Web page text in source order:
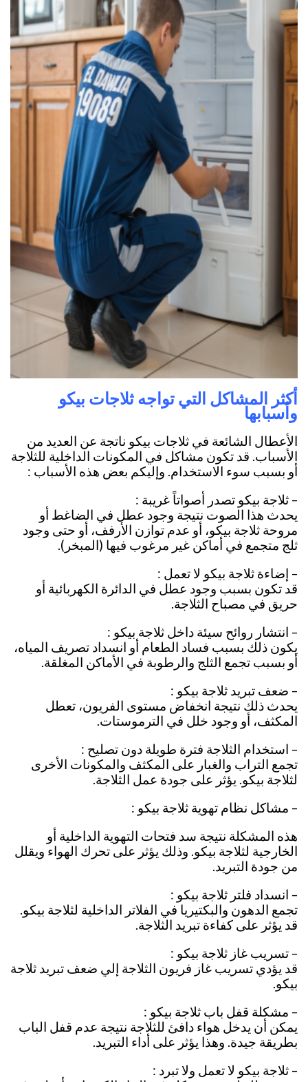
أكثر المشاكل التي تواجه ثلاجات بيكو
وأسبابها
الأعطال الشائعة في ثلاجات بيكو ناتجة عن العديد من
الأسباب. قد تكون مشاكل في المكونات الداخلية للثلاجة
أو بسبب سوء الاستخدام. وإليكم بعض هذه الأسباب :
– ثلاجة بيكو تصدر أصواتاً غريبة :
يحدث هذا الصوت نتيجة وجود عطل في الضاغط أو
مروحة ثلاجة بيكو، أو عدم توازن الأرفف، أو حتى وجود
ثلج متجمع في أماكن غير مرغوب فيها (المبخر).
– إضاءة ثلاجة بيكو لا تعمل :
قد تكون بسبب وجود عطل في الدائرة الكهربائية أو
حريق في مصباح الثلاجة.
– انتشار روائح سيئة داخل ثلاجة بيكو :
يكون ذلك بسبب فساد الطعام أو انسداد تصريف المياه،
أو بسبب تجمع الثلج والرطوبة في الأماكن المغلقة.
– ضعف تبريد ثلاجة بيكو :
يحدث ذلك نتيجة انخفاض مستوى الفريون، تعطل
المكثف، أو وجود خلل في الترموستات.
– استخدام الثلاجة فترة طويلة دون تصليح :
تجمع التراب والغبار على المكثف والمكونات الأخرى
لثلاجة بيكو. يؤثر على جودة عمل الثلاجة.
– مشاكل نظام تهوية ثلاجة بيكو :
هذه المشكلة نتيجة سد فتحات التهوية الداخلية أو
الخارجية لثلاجة بيكو. وذلك يؤثر على تحرك الهواء ويقلل
من جودة التبريد.
– انسداد فلتر ثلاجة بيكو :
تجمع الدهون والبكتيريا في الفلاتر الداخلية لثلاجة بيكو.
قد يؤثر على كفاءة تبريد الثلاجة.
– تسريب غاز ثلاجة بيكو :
قد يؤدي تسريب غاز فريون الثلاجة إلي ضعف تبريد ثلاجة
بيكو.
– مشكلة قفل باب ثلاجة بيكو :
يمكن أن يدخل هواء دافئ للثلاجة نتيجة عدم قفل الباب
بطريقة جيدة. وهذا يؤثر على أداء التبريد.
– ثلاجة بيكو لا تعمل ولا تبرد :